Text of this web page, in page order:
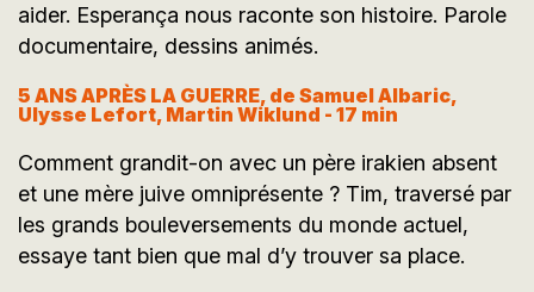
aider. Esperança nous raconte son histoire. Parole
documentaire, dessins animés.
5 ANS APRÈS LA GUERRE, de Samuel Albaric,
Ulysse Lefort, Martin Wiklund - 17 min
Comment grandit-on avec un père irakien absent
et une mère juive omniprésente ? Tim, traversé par
les grands bouleversements du monde actuel,
essaye tant bien que mal d’y trouver sa place.